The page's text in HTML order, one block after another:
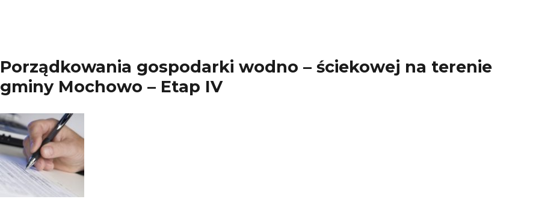
Porządkowania gospodarki wodno – ściekowej na terenie
gminy Mochowo – Etap IV